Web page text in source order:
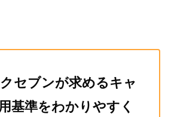
セブンが求めるキャ
基準をわかりやすく